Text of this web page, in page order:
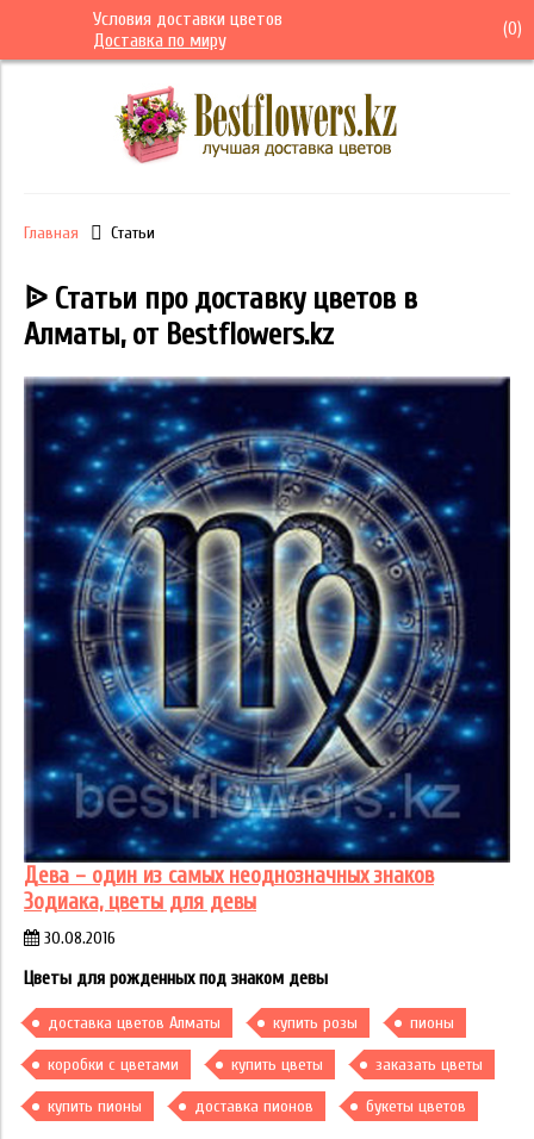
Условия доставки цветов
Доставка по миру
(0)
Главная Статьи
ᐉ Статьи про доставку цветов в
Алматы, от Bestflowers.kz
Дева – один из самых неоднозначных знаков
Зодиака, цветы для девы
30.08.2016
Цветы для рожденных под знаком девы
доставка цветов Алматы купить розы пионы
коробки с цветами купить цветы заказать цветы
купить пионы доставка пионов букеты цветов